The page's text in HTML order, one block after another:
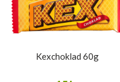
Kexchoklad 60g